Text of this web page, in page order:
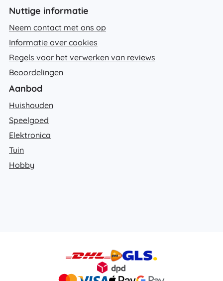
Nuttige informatie
Neem contact met ons op
Informatie over cookies
Regels voor het verwerken van reviews
Beoordelingen
Aanbod
Huishouden
Speelgoed
Elektronica
Tuin
Hobby